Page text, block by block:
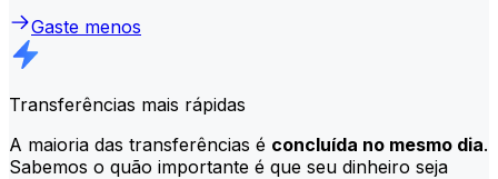
Gaste menos
Transferências mais rápidas
A maioria das transferências é concluída no mesmo dia.
Sabemos o quão importante é que seu dinheiro seja